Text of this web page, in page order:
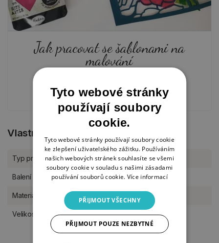
Jak pracovat se šablonami na
malování
Vlastnosti produktu
Typ produktu Šablony
Balení kus
Materiál
Velikost šablony 20 x 30 cm
Tyto webové stránky
používají soubory
cookie.
Tyto webové stránky používají soubory cookie
ke zlepšení uživatelského zážitku. Používáním
našich webových stránek souhlasíte se všemi
soubory cookie v souladu s našimi zásadami
používání souborů cookie. Více informací
PŘIJMOUT VŠECHNY
PŘIJMOUT POUZE NEZBYTNÉ